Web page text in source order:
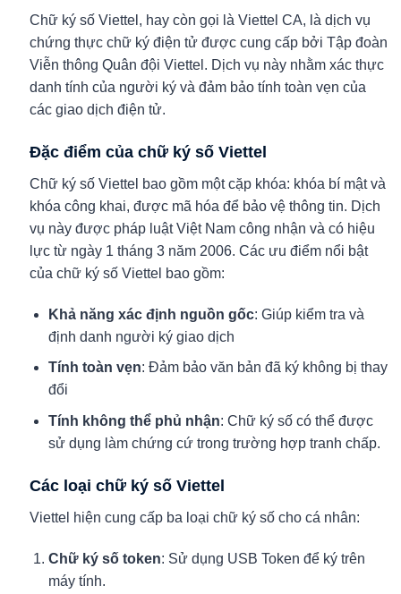
Chữ ký số Viettel, hay còn gọi là Viettel CA, là dịch vụ
chứng thực chữ ký điện tử được cung cấp bởi Tập đoàn
Viễn thông Quân đội Viettel. Dịch vụ này nhằm xác thực
danh tính của người ký và đảm bảo tính toàn vẹn của
các giao dịch điện tử.
Đặc điểm của chữ ký số Viettel
Chữ ký số Viettel bao gồm một cặp khóa: khóa bí mật và
khóa công khai, được mã hóa để bảo vệ thông tin. Dịch
vụ này được pháp luật Việt Nam công nhận và có hiệu
lực từ ngày 1 tháng 3 năm 2006. Các ưu điểm nổi bật
của chữ ký số Viettel bao gồm:
Khả năng xác định nguồn gốc: Giúp kiểm tra và
định danh người ký giao dịch
Tính toàn vẹn: Đảm bảo văn bản đã ký không bị thay
đổi
Tính không thể phủ nhận: Chữ ký số có thể được
sử dụng làm chứng cứ trong trường hợp tranh chấp.
Các loại chữ ký số Viettel
Viettel hiện cung cấp ba loại chữ ký số cho cá nhân:
Chữ ký số token: Sử dụng USB Token để ký trên
máy tính.